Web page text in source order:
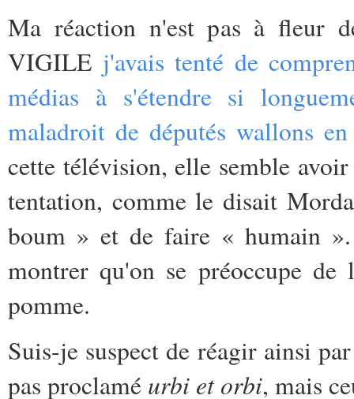
Ma réaction n'est pas à fleur
VIGILE j'avais tenté de
médias à s'étendre si
maladroit de députés wallons
cette télévision, elle semble
tentation, comme le disait
boum » et de faire « humain
montrer qu'on se préoccupe de
pomme.
Suis-je suspect de réagir ainsi
pas proclamé urbi et orbi, mais